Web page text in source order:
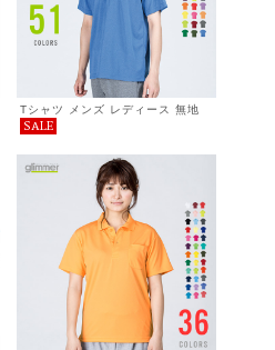
Tシャツ メンズ レディース 無地
シンプル 薄手 涼しい 吸汗速乾
オンス スポーツ カラー 紫外線対
策 服 春 夏 ゆったり 体型カバー
コンパクト アウトドア スポーツ
ランニング マラソン 運動会 ジム
ウォーキング SALE ％OFF ミッ
クスカラー
SALE